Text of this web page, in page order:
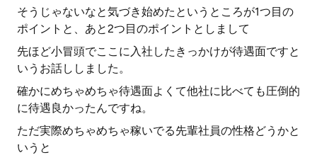
そうじゃないなと気づき始めたというところが1つ目の
ポイントと、あと2つ目のポイントとしまして
先ほど小冒頭でここに入社したきっかけが待遇面ですと
いうお話ししました。
確かにめちゃめちゃ待遇面よくて他社に比べても圧倒的
に待遇良かったんですね。
ただ実際めちゃめちゃ稼いでる先輩社員の性格どうかと
いうと